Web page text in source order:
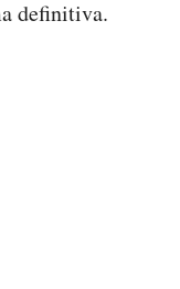
definitiva.